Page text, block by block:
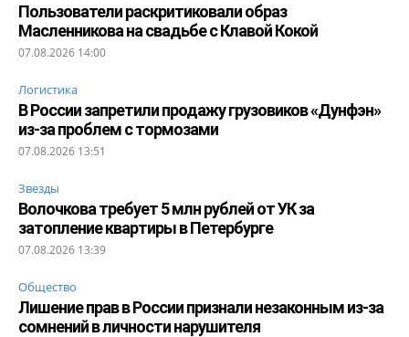
Пользователи раскритиковали образ
Масленникова на свадьбе с Клавой Кокой
07.08.2026 14:00
Логистика
В России запретили продажу грузовиков «Дунфэн»
из-за проблем с тормозами
07.08.2026 13:51
Звезды
Волочкова требует 5 млн рублей от УК за
затопление квартиры в Петербурге
07.08.2026 13:39
Общество
Лишение прав в России признали незаконным из-за
сомнений в личности нарушителя